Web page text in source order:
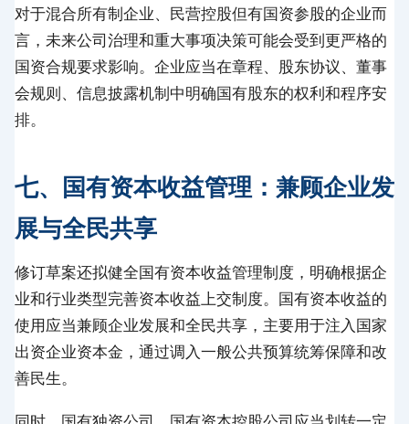
对于混合所有制企业、民营控股但有国资参股的企业而
言，未来公司治理和重大事项决策可能会受到更严格的
国资合规要求影响。企业应当在章程、股东协议、董事
会规则、信息披露机制中明确国有股东的权利和程序安
排。
七、国有资本收益管理：兼顾企业发
展与全民共享
修订草案还拟健全国有资本收益管理制度，明确根据企
业和行业类型完善资本收益上交制度。国有资本收益的
使用应当兼顾企业发展和全民共享，主要用于注入国家
出资企业资本金，通过调入一般公共预算统筹保障和改
善民生。